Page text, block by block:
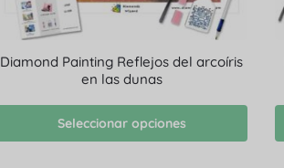
Diamond Painting Reflejos del arcoíris
en las dunas
Seleccionar opciones